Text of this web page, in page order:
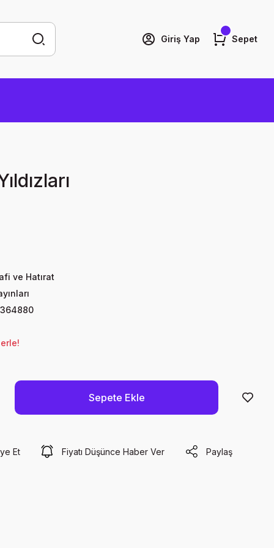
Giriş Yap Sepet
ve Hatırat
Sepete Ekle
Et Fiyatı Düşünce Haber Ver Paylaş